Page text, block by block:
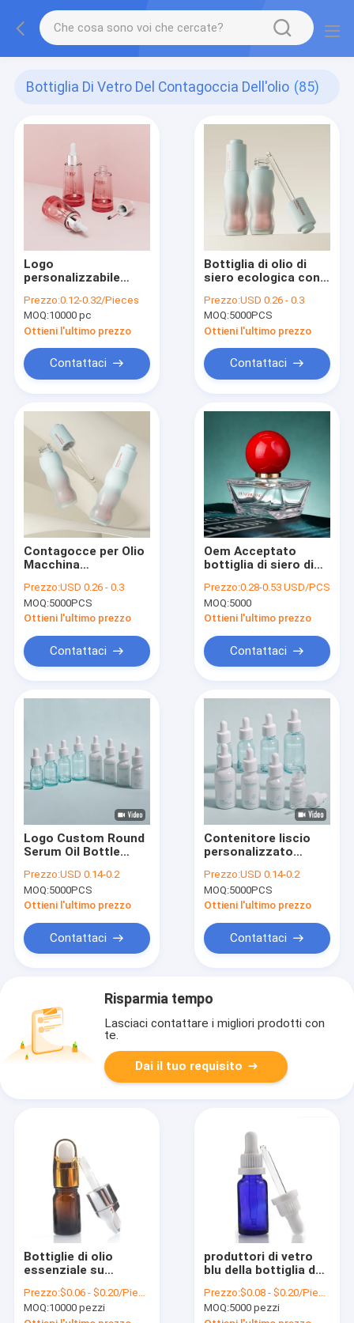
Bottiglia Di Vetro Del Contagoccia Dell'olio (85)
Logo
personalizzabile
gocciolante olio
30ml 50ml Serum
Bottiglia imballaggio
Prezzo:0.12-0.32/Pieces
MOQ:10000 pc
Ottieni l'ultimo prezzo
Contattaci
Bottiglia di olio di
siero ecologica con
aluminico e plastica
con colletto PP
adatto per oli
essenziali
confezionamento
per la cura della pelle
Prezzo:USD 0.26 - 0.3
MOQ:5000PCS
Ottieni l'ultimo prezzo
Contattaci
Contagocce per Olio
Macchina
Bottiglia di Vetro con
Design e Capacità di
Spedizione
per Imballaggi
Industriali
Prezzo:USD 0.26 - 0.3
MOQ:5000PCS
Ottieni l'ultimo prezzo
Contattaci
Oem Acceptato
bottiglia di siero di
di bambù frammento
d'oro confezioni
personalizzabili per
della pelle cosmetica
Prezzo:0.28-0.53 USD/PCS
MOQ:5000
Ottieni l'ultimo prezzo
Contattaci
Logo Custom Round
Serum Oil Bottle
alle perdite adatto
agli oli essenziali,
cura della pelle e
cosmetiche
Prezzo:USD 0.14-0.2
MOQ:5000PCS
Ottieni l'ultimo prezzo
Contattaci
Contenitore liscio
personalizzato
essenziali sieri e
applicazioni
cosmetiche
Prezzo:USD 0.14-0.2
MOQ:5000PCS
Ottieni l'ultimo prezzo
Contattaci
Risparmia tempo
Lasciaci contattare i migliori prodotti con
te.
Dai il tuo requisito
Bottiglie di olio
essenziale su
5ml del contagoccia
di Amber Color Glass
Prezzo:$0.06 - $0.20/Pieces
MOQ:10000 pezzi
produttori di vetro
blu della bottiglia del
essenziale del
contenitore
Prezzo:$0.08 - $0.20/Pieces
MOQ:5000 pezzi